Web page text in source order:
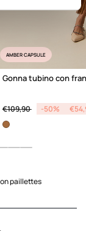
AMBER CAPSULE
Gonna tubino con
Price reduced from
€109,90 to -50%
paillettes